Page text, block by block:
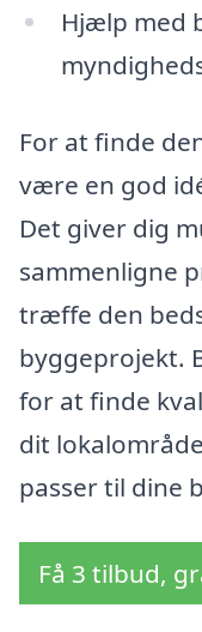
Hjælp med
For at finde
være en god
Det giver dig
sammenligne
træffe den
byggeprojekt.
for at finde
dit
passer til dine
Få 3 tilbud,